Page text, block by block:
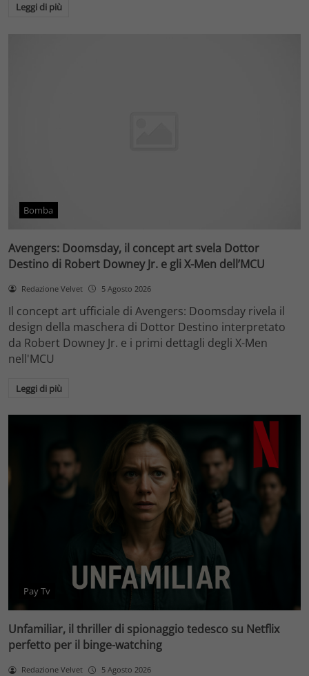
Leggi di più
Bomba
Avengers: Doomsday, il concept art svela Dottor
Destino di Robert Downey Jr. e gli X-Men dell’MCU
Redazione Velvet 5 Agosto 2026
Il concept art ufficiale di Avengers: Doomsday rivela il
design della maschera di Dottor Destino interpretato
da Robert Downey Jr. e i primi dettagli degli X-Men
nell'MCU
Leggi di più
Pay Tv
Unfamiliar, il thriller di spionaggio tedesco su Netflix
perfetto per il binge-watching
Redazione Velvet 5 Agosto 2026